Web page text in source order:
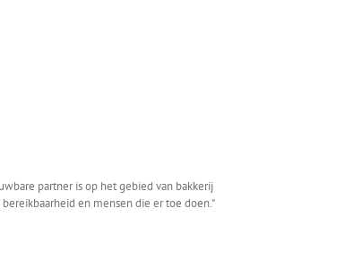
partner is op het gebied van bakkerij
en mensen die er toe doen."